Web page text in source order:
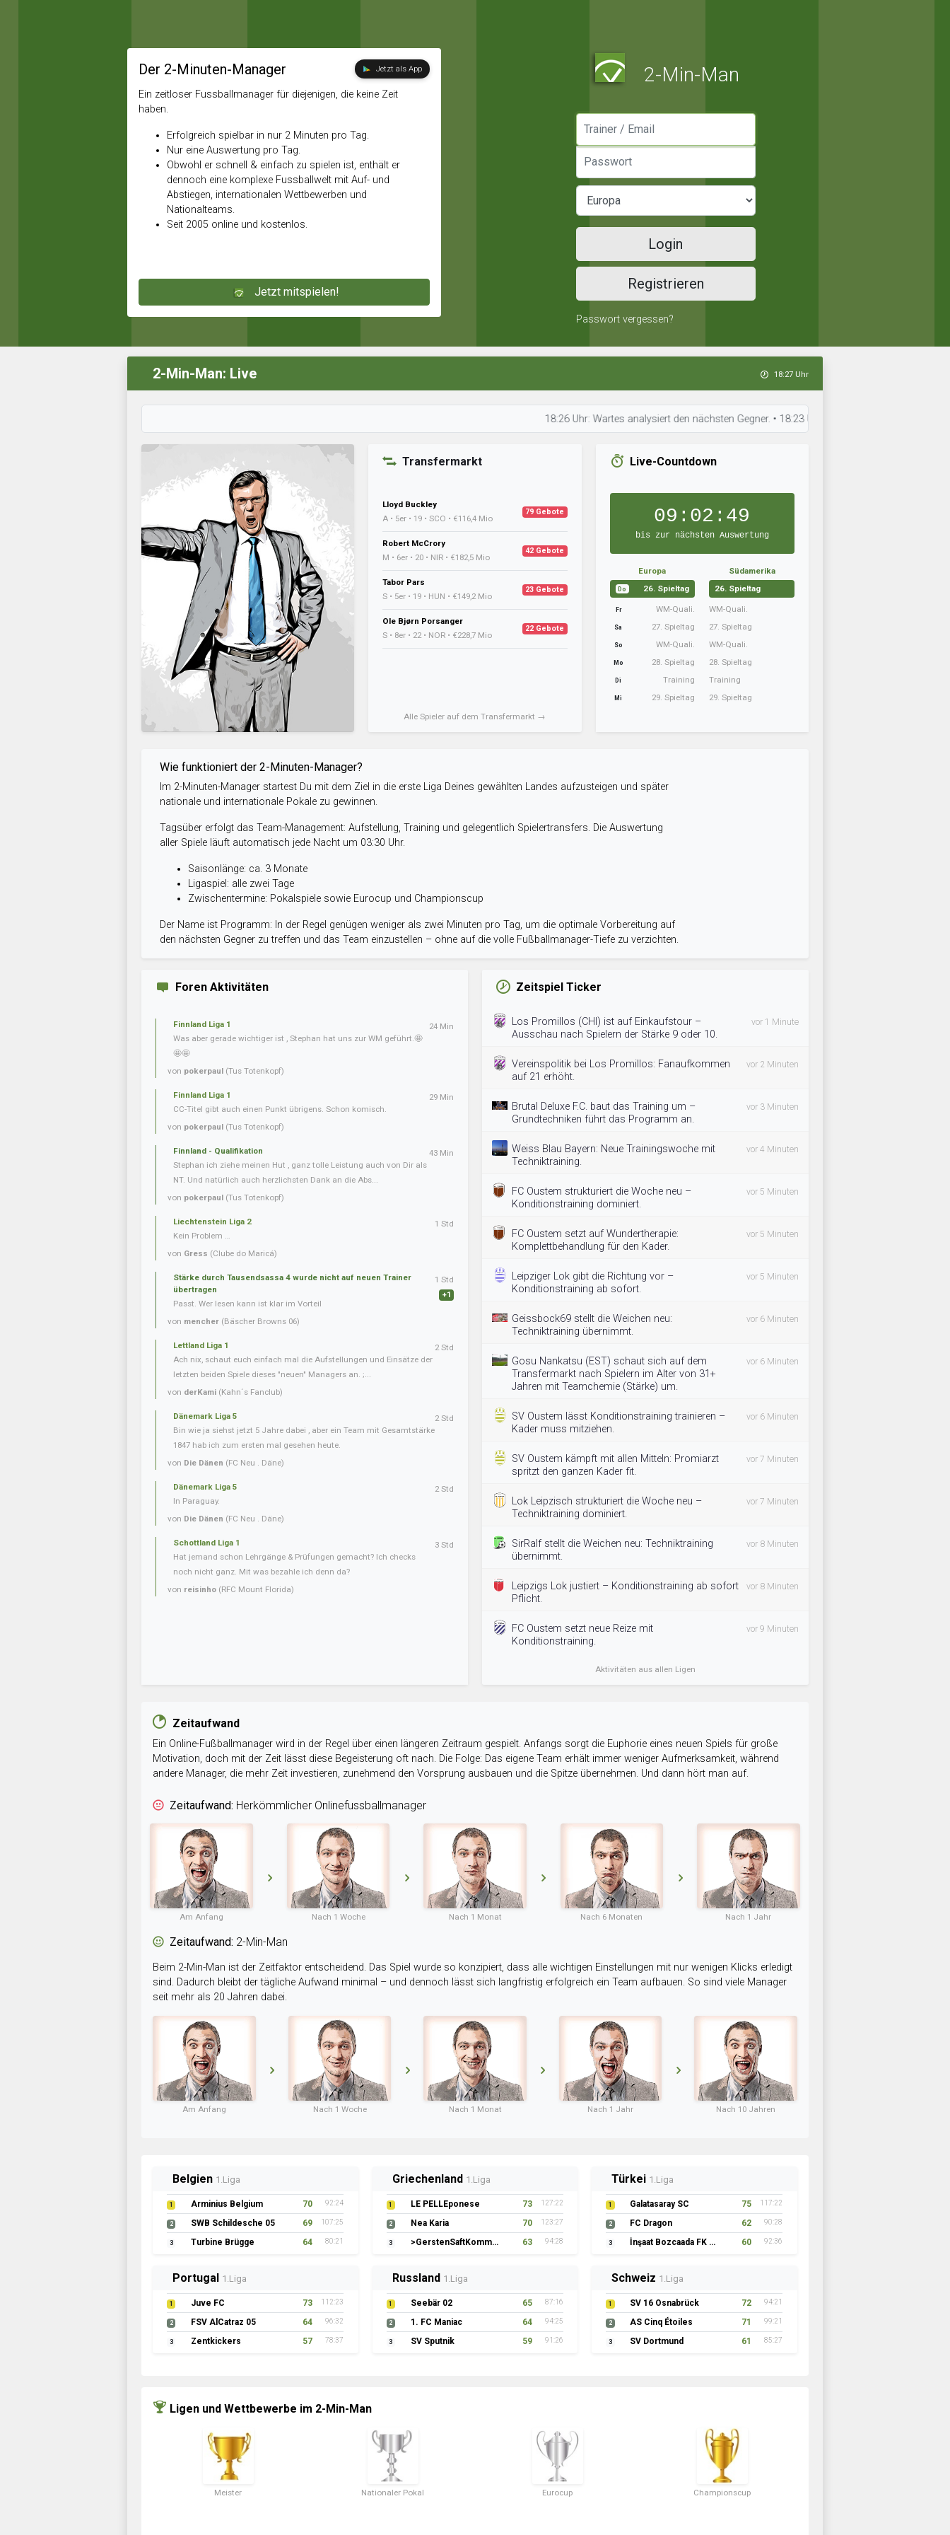
Der 2-Minuten-Manager Jetzt als App
Ein zeitloser Fussballmanager für diejenigen, die keine Zeit
haben.
Erfolgreich spielbar in nur 2 Minuten pro Tag.
Nur eine Auswertung pro Tag.
Obwohl er schnell & einfach zu spielen ist, enthält er
dennoch eine komplexe Fussballwelt mit Auf- und
Abstiegen, internationalen Wettbewerben und
Nationalteams.
Seit 2005 online und kostenlos.
Jetzt mitspielen!
2-Min-Man
Login
Registrieren
Passwort vergessen?
2-Min-Man: Live 18:27 Uhr
18:26 Uhr: Wartes analysiert den nächsten Gegner. • 18:23 Uhr: Gosu Nankatsu bereitet sich auf
Transfermarkt
Lloyd Buckley
A • 5er • 19 • SCO • €116,4 Mio
79 Gebote
Robert McCrory
M • 6er • 20 • NIR • €182,5 Mio
42 Gebote
Tabor Pars
S • 5er • 19 • HUN • €149,2 Mio
23 Gebote
Ole Bjørn Porsanger
S • 8er • 22 • NOR • €228,7 Mio
22 Gebote
Alle Spieler auf dem Transfermarkt →
Live-Countdown
09:02:48
bis zur nächsten Auswertung
Europa
Do 26. Spieltag
Fr WM-Quali.
Sa 27. Spieltag
So WM-Quali.
Mo 28. Spieltag
Di Training
Mi 29. Spieltag
Südamerika
26. Spieltag
WM-Quali.
27. Spieltag
WM-Quali.
28. Spieltag
Training
29. Spieltag
Wie funktioniert der 2-Minuten-Manager?
Im 2-Minuten-Manager startest Du mit dem Ziel in die erste Liga Deines gewählten Landes aufzusteigen und später
nationale und internationale Pokale zu gewinnen.
Tagsüber erfolgt das Team-Management: Aufstellung, Training und gelegentlich Spielertransfers. Die Auswertung
aller Spiele läuft automatisch jede Nacht um 03:30 Uhr.
Saisonlänge: ca. 3 Monate
Ligaspiel: alle zwei Tage
Zwischentermine: Pokalspiele sowie Eurocup und Championscup
Der Name ist Programm: In der Regel genügen weniger als zwei Minuten pro Tag, um die optimale Vorbereitung auf
den nächsten Gegner zu treffen und das Team einzustellen – ohne auf die volle Fußballmanager-Tiefe zu verzichten.
Foren Aktivitäten
Finnland Liga 1
Was aber gerade wichtiger ist , Stephan hat uns zur WM geführt.🤩
🤩🤩
von pokerpaul (Tus Totenkopf)
24 Min
Finnland Liga 1
CC-Titel gibt auch einen Punkt übrigens. Schon komisch.
von pokerpaul (Tus Totenkopf)
29 Min
Finnland - Qualifikation
Stephan ich ziehe meinen Hut , ganz tolle Leistung auch von Dir als
NT. Und natürlich auch herzlichsten Dank an die Abs...
von pokerpaul (Tus Totenkopf)
43 Min
Liechtenstein Liga 2
Kein Problem …
von Gress (Clube do Maricá)
1 Std
Stärke durch Tausendsassa 4 wurde nicht auf neuen Trainer
übertragen
Passt. Wer lesen kann ist klar im Vorteil
von mencher (Bäscher Browns 06)
1 Std
+1
Lettland Liga 1
Ach nix, schaut euch einfach mal die Aufstellungen und Einsätze der
letzten beiden Spiele dieses "neuen" Managers an. ;...
von derKami (Kahn´s Fanclub)
2 Std
Dänemark Liga 5
Bin wie ja siehst jetzt 5 Jahre dabei , aber ein Team mit Gesamtstärke
1847 hab ich zum ersten mal gesehen heute.
von Die Dänen (FC Neu . Däne)
2 Std
Dänemark Liga 5
In Paraguay.
von Die Dänen (FC Neu . Däne)
2 Std
Schottland Liga 1
Hat jemand schon Lehrgänge & Prüfungen gemacht? Ich checks
noch nicht ganz. Mit was bezahle ich denn da?
von reisinho (RFC Mount Florida)
3 Std
Zeitspiel Ticker
Los Promillos (CHI) ist auf Einkaufstour –
Ausschau nach Spielern der Stärke 9 oder 10.
vor 1 Minute
Vereinspolitik bei Los Promillos: Fanaufkommen
auf 21 erhöht.
vor 2 Minuten
Brutal Deluxe F.C. baut das Training um –
Grundtechniken führt das Programm an.
vor 3 Minuten
Weiss Blau Bayern: Neue Trainingswoche mit
Techniktraining.
vor 4 Minuten
FC Oustem strukturiert die Woche neu –
Konditionstraining dominiert.
vor 5 Minuten
FC Oustem setzt auf Wundertherapie:
Komplettbehandlung für den Kader.
vor 5 Minuten
Leipziger Lok gibt die Richtung vor –
Konditionstraining ab sofort.
vor 5 Minuten
Geissbock69 stellt die Weichen neu:
Techniktraining übernimmt.
vor 6 Minuten
Gosu Nankatsu (EST) schaut sich auf dem
Transfermarkt nach Spielern im Alter von 31+
Jahren mit Teamchemie (Stärke) um.
vor 6 Minuten
SV Oustem lässt Konditionstraining trainieren –
Kader muss mitziehen.
vor 6 Minuten
SV Oustem kämpft mit allen Mitteln: Promiarzt
spritzt den ganzen Kader fit.
vor 7 Minuten
Lok Leipzisch strukturiert die Woche neu –
Techniktraining dominiert.
vor 7 Minuten
SirRalf stellt die Weichen neu: Techniktraining
übernimmt.
vor 8 Minuten
Leipzigs Lok justiert – Konditionstraining ab sofort
Pflicht.
vor 8 Minuten
FC Oustem setzt neue Reize mit
Konditionstraining.
vor 9 Minuten
Aktivitäten aus allen Ligen
Zeitaufwand
Ein Online-Fußballmanager wird in der Regel über einen längeren Zeitraum gespielt. Anfangs sorgt die Euphorie eines neuen Spiels für große
Motivation, doch mit der Zeit lässt diese Begeisterung oft nach. Die Folge: Das eigene Team erhält immer weniger Aufmerksamkeit, während
andere Manager, die mehr Zeit investieren, zunehmend den Vorsprung ausbauen und die Spitze übernehmen. Und dann hört man auf.
Zeitaufwand: Herkömmlicher Onlinefussballmanager
Am Anfang Nach 1 Woche Nach 1 Monat Nach 6 Monaten Nach 1 Jahr
Zeitaufwand: 2-Min-Man
Beim 2-Min-Man ist der Zeitfaktor entscheidend. Das Spiel wurde so konzipiert, dass alle wichtigen Einstellungen mit nur wenigen Klicks erledigt
sind. Dadurch bleibt der tägliche Aufwand minimal – und dennoch lässt sich langfristig erfolgreich ein Team aufbauen. So sind viele Manager
seit mehr als 20 Jahren dabei.
Am Anfang Nach 1 Woche Nach 1 Monat Nach 1 Jahr Nach 10 Jahren
Belgien 1.Liga
1 Arminius Belgium 70 92:24
2 SWB Schildesche 05 69 107:25
3 Turbine Brügge 64 80:21
Griechenland 1.Liga
1 LE PELLEponese 73 127:22
2 Nea Karia 70 123:27
3 >GerstenSaftKommando 63 94:28
Türkei 1.Liga
1 Galatasaray SC 75 117:22
2 FC Dragon 62 90:28
3 İnşaat Bozcaada FK 1957 60 92:36
Portugal 1.Liga
1 Juve FC 73 112:23
2 FSV AlCatraz 05 64 96:32
3 Zentkickers 57 78:37
Russland 1.Liga
1 Seebär 02 65 87:16
2 1. FC Maniac 64 94:25
3 SV Sputnik 59 91:26
Schweiz 1.Liga
1 SV 16 Osnabrück 72 94:21
2 AS Cinq Étoiles 71 99:21
3 SV Dortmund 61 85:27
Ligen und Wettbewerbe im 2-Min-Man
Meister Nationaler Pokal Eurocup Championscup